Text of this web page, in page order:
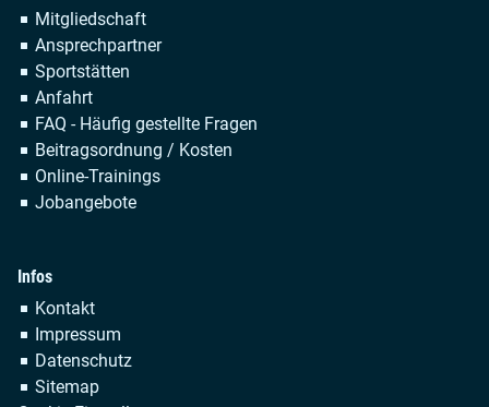
Navigation
überspringen
Mitgliedschaft
Ansprechpartner
Sportstätten
Anfahrt
FAQ - Häufig gestellte Fragen
Beitragsordnung / Kosten
Online-Trainings
Jobangebote
Infos
Navigation
überspringen
Kontakt
Impressum
Datenschutz
Sitemap